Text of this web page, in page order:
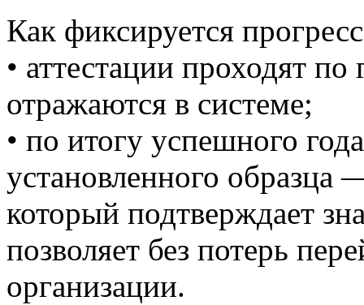
Как фиксируется
• аттестации проходят по
отражаются в системе;
• по итогу успешного
установленного
который подтверждает
позволяет без потерь
организации.